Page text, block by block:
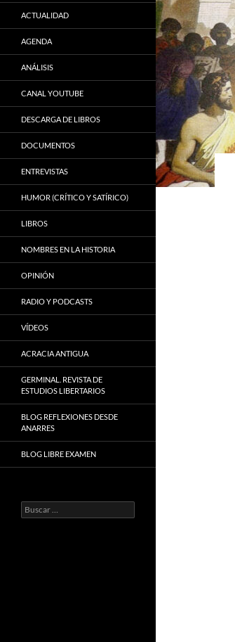
ACTUALIDAD
AGENDA
ANÁLISIS
CANAL YOUTUBE
DESCARGA DE LIBROS
DOCUMENTOS
ENTREVISTAS
HUMOR (CRÍTICO Y SATÍRICO)
LIBROS
NOMBRES EN LA HISTORIA
OPINIÓN
RADIO Y PODCASTS
VÍDEOS
ACRACIA ANTIGUA
GERMINAL. REVISTA DE
ESTUDIOS LIBERTARIOS
BLOG REFLEXIONES DESDE
ANARRES
BLOG LIBRE EXAMEN
Buscar: